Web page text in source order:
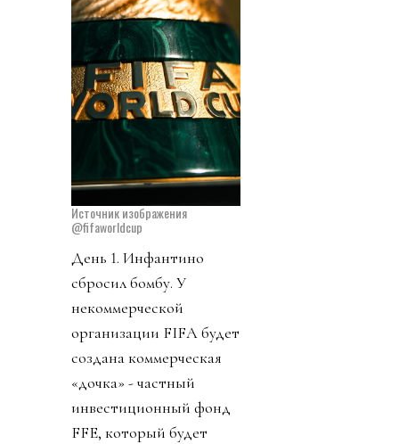
Источник изображения
@fifaworldcup
День 1. Инфантино
сбросил бомбу. У
некоммерческой
организации FIFA будет
создана коммерческая
«дочка» - частный
инвестиционный фонд
FFE, который будет